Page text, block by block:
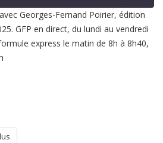
Georges-Fernand Poirier, édition
GFP en direct, du lundi au vendredi
express le matin de 8h à 8h40,